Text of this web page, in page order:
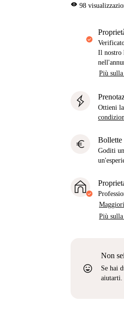
visibility 98
Il nostro
Più
Ottieni
euro
Goditi
Più
sentiment_very_satisfied
Non
Se hai
aiutarti.